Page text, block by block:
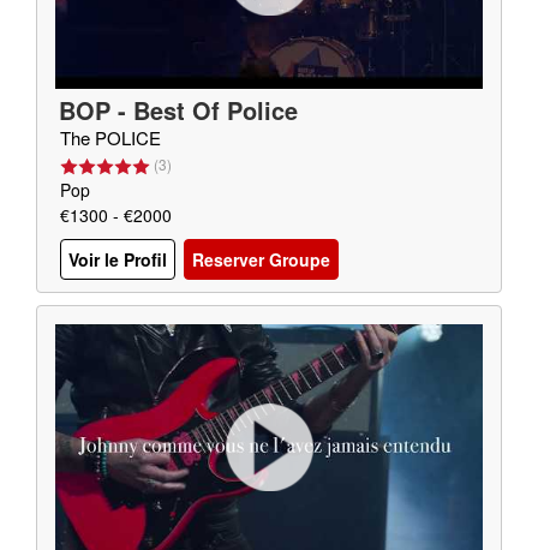
BOP - Best Of Police
The POLICE
(3)
Pop
€1300 - €2000
Voir le Profil
Reserver Groupe